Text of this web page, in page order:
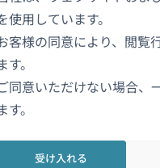
使用しています。
客様の同意により、閲覧
す。
同意いただけない場合、
す。
受け入れる